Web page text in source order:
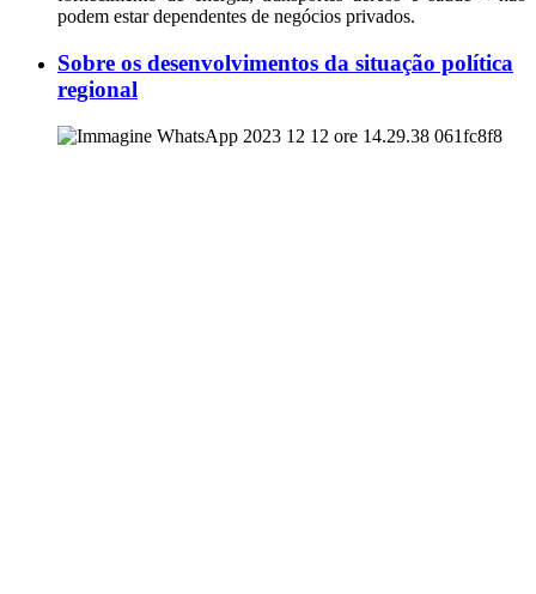
podem estar dependentes de negócios privados.
Sobre os desenvolvimentos da situação política
regional